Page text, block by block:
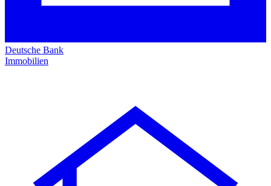
Deutsche Bank
Immobilien